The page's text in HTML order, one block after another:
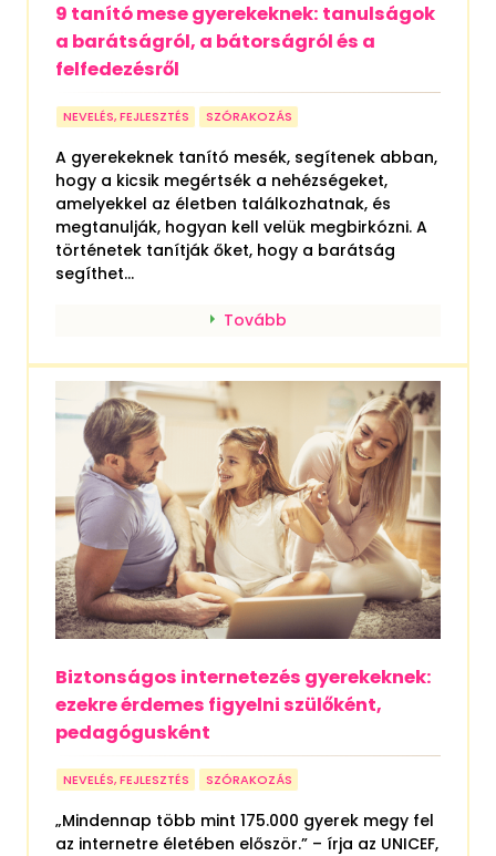
9 tanító mese gyerekeknek: tanulságok
a barátságról, a bátorságról és a
felfedezésről
NEVELÉS, FEJLESZTÉS SZÓRAKOZÁS
A gyerekeknek tanító mesék, segítenek abban,
hogy a kicsik megértsék a nehézségeket,
amelyekkel az életben találkozhatnak, és
megtanulják, hogyan kell velük megbirkózni. A
történetek tanítják őket, hogy a barátság
segíthet...
Tovább
Biztonságos internetezés gyerekeknek:
ezekre érdemes figyelni szülőként,
pedagógusként
NEVELÉS, FEJLESZTÉS SZÓRAKOZÁS
„Mindennap több mint 175.000 gyerek megy fel
az internetre életében először.” – írja az UNICEF,